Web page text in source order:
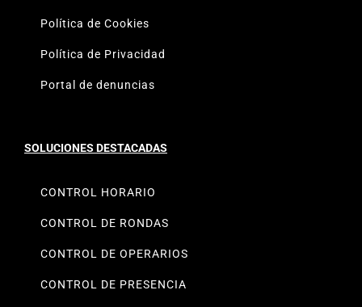
Política de Cookies
Política de Privacidad
Portal de denuncias
SOLUCIONES DESTACADAS
CONTROL HORARIO
CONTROL DE RONDAS
CONTROL DE OPERARIOS
CONTROL DE PRESENCIA